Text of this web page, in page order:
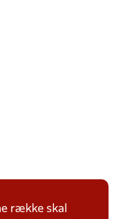
række skal